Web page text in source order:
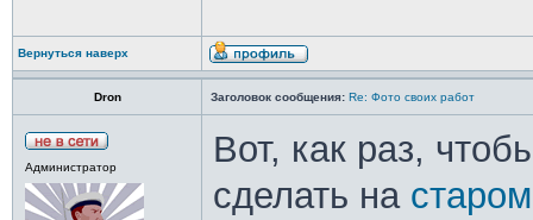
Вернуться наверх
Dron Заголовок сообщения: Re: Фото своих работ
Администратор
Вот, как раз,
сделать на